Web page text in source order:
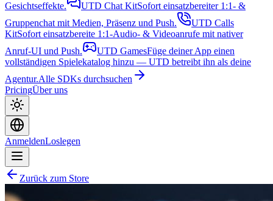
Gesichtseffekte.
UTD Chat KitSofort einsatzbereiter 1:1- &
Gruppenchat mit Medien, Präsenz und Push.
UTD Calls
KitSofort einsatzbereite 1:1-Audio- & Videoanrufe mit nativer
Anruf-UI und Push.
UTD GamesFüge deiner App einen
vollständigen Spielekatalog hinzu — UTD betreibt ihn als deine
Agentur.Alle SDKs durchsuchen
PricingÜber uns
AnmeldenLoslegen
Zurück zum Store